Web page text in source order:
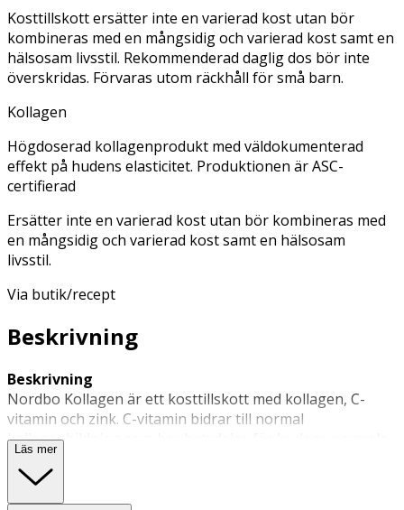
Kosttillskott ersätter inte en varierad kost utan bör
kombineras med en mångsidig och varierad kost samt en
hälsosam livsstil. Rekommenderad daglig dos bör inte
överskridas. Förvaras utom räckhåll för små barn.
Kollagen
Högdoserad kollagenprodukt med väldokumenterad
effekt på hudens elasticitet. Produktionen är ASC-
certifierad
Ersätter inte en varierad kost utan bör kombineras med
en mångsidig och varierad kost samt en hälsosam
livsstil.
Via butik/recept
Beskrivning
Beskrivning
Nordbo Kollagen är ett kosttillskott med kollagen, C-
vitamin och zink. C-vitamin bidrar till normal
kollagenbildning som har betydelse för hudens normala
funktion. Zink bidrar till att bibehålla normal hud, hår och
naglar. Nordbo Kollagen är en ASC-certifierad
kollagenprodukt, vilket betyder att produkten
Läs mer